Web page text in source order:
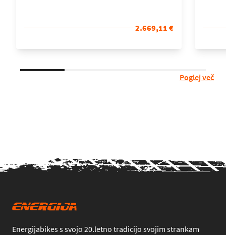
2.669,11 €
Poglej več
Energijabikes s svojo 20.letno tradicijo svojim strankam